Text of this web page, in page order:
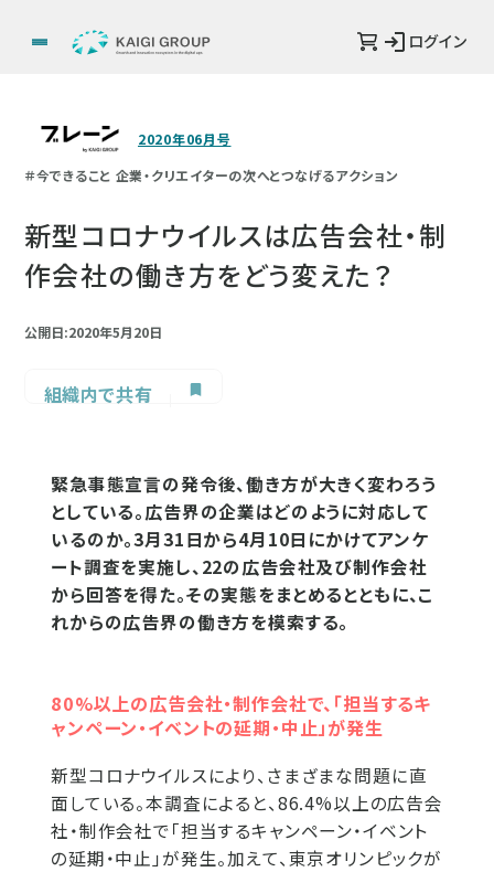
ログイン
2020年06月号
＃今できること 企業・クリエイターの次へとつなげるアクション
新型コロナウイルスは広告会社・制
作会社の働き方をどう変えた？
公開日:2020年5月20日
組織内で共有
緊急事態宣言の発令後、働き方が大きく変わろう
としている。広告界の企業はどのように対応して
いるのか。3月31日から4月10日にかけてアンケ
ート調査を実施し、22の広告会社及び制作会社
から回答を得た。その実態をまとめるとともに、こ
れからの広告界の働き方を模索する。
80%以上の広告会社・制作会社で、「担当するキ
ャンペーン・イベントの延期・中止」が発生
新型コロナウイルスにより、さまざまな問題に直
面している。本調査によると、86.4%以上の広告会
社・制作会社で「担当するキャンペーン・イベント
の延期・中止」が発生。加えて、東京オリンピックが